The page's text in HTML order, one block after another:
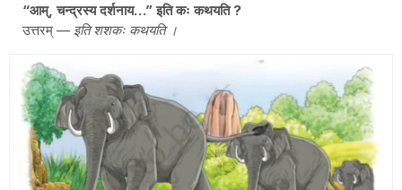
“आम्, चन्द्रस्य दर्शनाय…” इति कः कथयति ?
उत्तरम् — इति शशकः कथयति ।